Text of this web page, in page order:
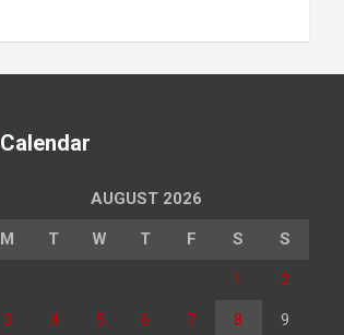
Calendar
AUGUST 2026
M T W T F S S
1 2
3 4 5 6 7 8 9